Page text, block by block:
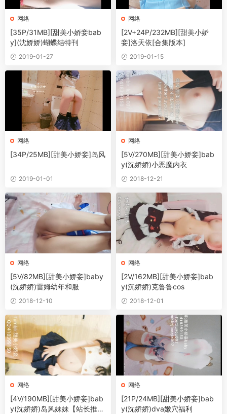
网络
[35P/31MB][甜美小娇妾bab
y](沈娇娇)蝴蝶结特刊
2019-01-27
网络
[2V+24P/232MB][甜美小娇
妾]洛天依[合集版本]
2019-01-15
网络
[34P/25MB][甜美小娇妾]岛风
2019-01-01
网络
[5V/270MB][甜美小娇妾]bab
y(沈娇娇)小恶魔内衣
2018-12-21
网络
[5V/82MB][甜美小娇妾]baby
(沈娇娇)雷姆幼年和服
2018-12-10
网络
[2V/162MB][甜美小娇妾]bab
y(沉娇娇)克鲁鲁cos
2018-12-01
网络
[4V/190MB][甜美小娇妾]bab
y(沈娇娇)岛风妹妹【站长推
网络
[21P/24MB][甜美小娇妾]bab
y(沈娇娇)dva嫩穴福利